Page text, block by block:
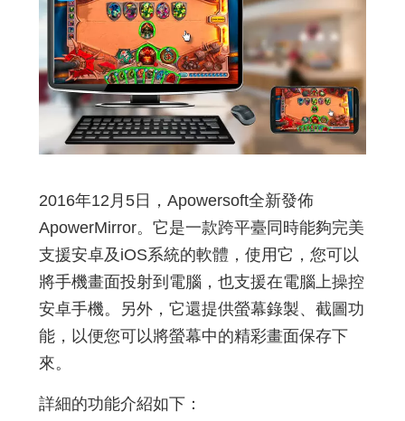
2016年12月5日，Apowersoft全新發佈
ApowerMirror。它是一款跨平臺同時能夠完美
支援安卓及iOS系統的軟體，使用它，您可以
將手機畫面投射到電腦，也支援在電腦上操控
安卓手機。另外，它還提供螢幕錄製、截圖功
能，以便您可以將螢幕中的精彩畫面保存下
來。
詳細的功能介紹如下：